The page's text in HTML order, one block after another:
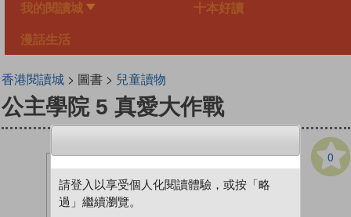
我的閱讀城 十本好讀
漫話生活
香港閱讀城> 圖書 > 兒童讀物
公主學院 5 真愛大作戰
0
請登入以享受個人化閱讀體驗，或按「略
過」繼續瀏覽。